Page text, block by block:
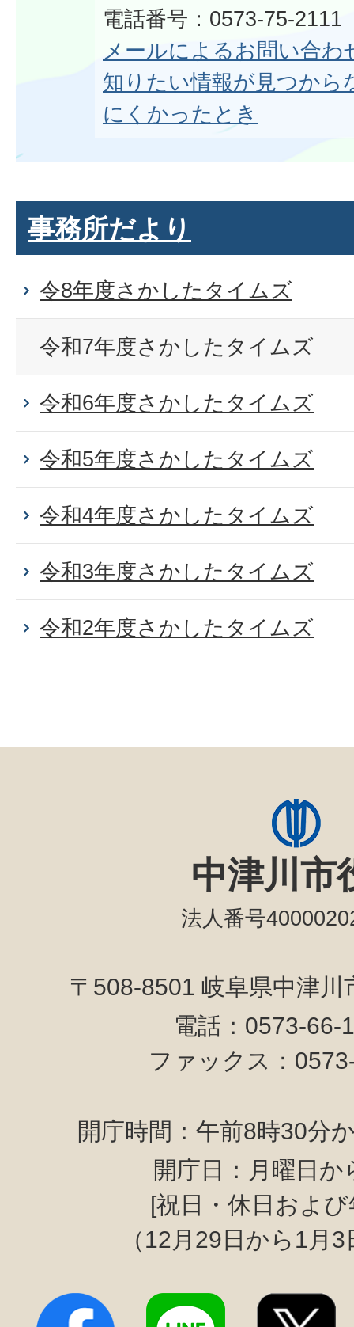
電話番号：0573-75-2111
メールによるお問い合わ
知りたい情報が見つから
にくかったとき
事務所だより
令8年度さかしたタイムズ
令和7年度さかしたタイムズ
令和6年度さかしたタイムズ
令和5年度さかしたタイムズ
令和4年度さかしたタイムズ
令和3年度さかしたタイムズ
令和2年度さかしたタイムズ
中津川市
法人番号
〒508-8501 岐阜県中津
電話：0573-
ファックス：
開庁時間：午前8時30分
開庁日：月曜日か
[祝日・休日およ
（12月29日から1月